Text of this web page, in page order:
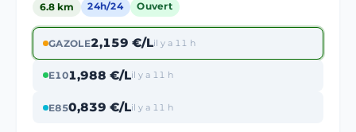
6.8 km 24h/24 Ouvert
GAZOLE2,159 €/Lil y a 11 h
E101,988 €/Lil y a 11 h
E850,839 €/Lil y a 11 h